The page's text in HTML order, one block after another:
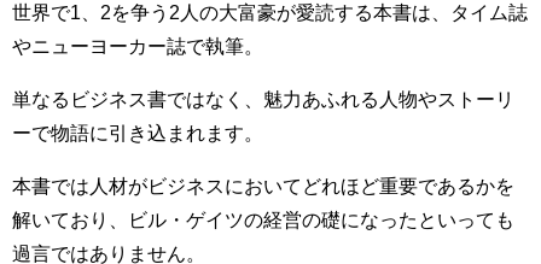
世界で1、2を争う2人の大富豪が愛読する本書は、タイム誌
やニューヨーカー誌で執筆。
単なるビジネス書ではなく、魅力あふれる人物やストーリ
ーで物語に引き込まれます。
本書では人材がビジネスにおいてどれほど重要であるかを
解いており、ビル・ゲイツの経営の礎になったといっても
過言ではありません。